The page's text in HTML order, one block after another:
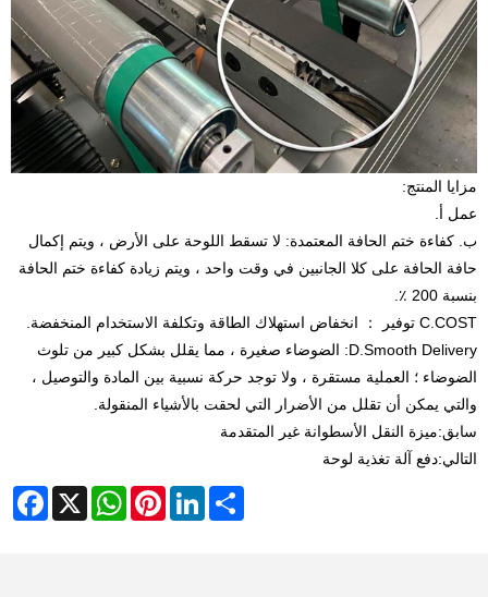
مزايا المنتج:
عمل أ.
ب. كفاءة ختم الحافة المعتمدة: لا تسقط اللوحة على الأرض ، ويتم إكمال
حافة الحافة على كلا الجانبين في وقت واحد ، ويتم زيادة كفاءة ختم الحافة
بنسبة 200 ٪.
C.COST توفير ： انخفاض استهلاك الطاقة وتكلفة الاستخدام المنخفضة.
D.Smooth Delivery: الضوضاء صغيرة ، مما يقلل بشكل كبير من تلوث
الضوضاء ؛ العملية مستقرة ، ولا توجد حركة نسبية بين المادة والتوصيل ،
والتي يمكن أن تقلل من الأضرار التي لحقت بالأشياء المنقولة.
سابق:ميزة النقل الأسطوانة غير المتقدمة
التالي:دفع آلة تغذية لوحة
X
WhatsAppPinterestLinkedInShare